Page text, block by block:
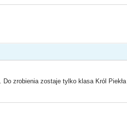
zrobienia zostaje tylko klasa Król Piekła